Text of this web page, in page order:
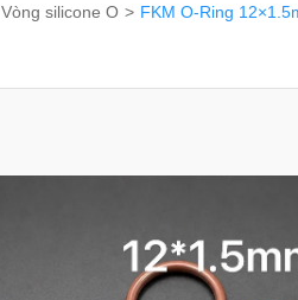
Vòng silicone O > FKM O-Ring